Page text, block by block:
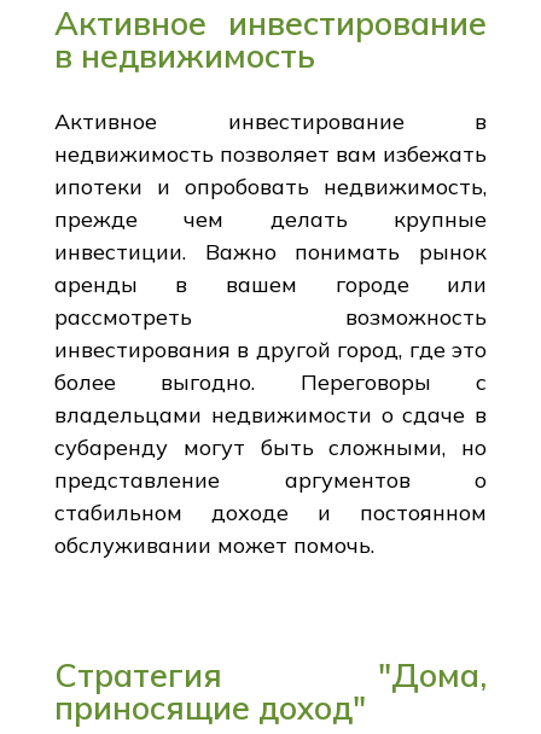
Активное инвестирование
в недвижимость
Активное инвестирование в
недвижимость позволяет вам избежать
ипотеки и опробовать недвижимость,
прежде чем делать крупные
инвестиции. Важно понимать рынок
аренды в вашем городе или
рассмотреть возможность
инвестирования в другой город, где это
более выгодно. Переговоры с
владельцами недвижимости о сдаче в
субаренду могут быть сложными, но
представление аргументов о
стабильном доходе и постоянном
обслуживании может помочь.
Стратегия "Дома,
приносящие доход"